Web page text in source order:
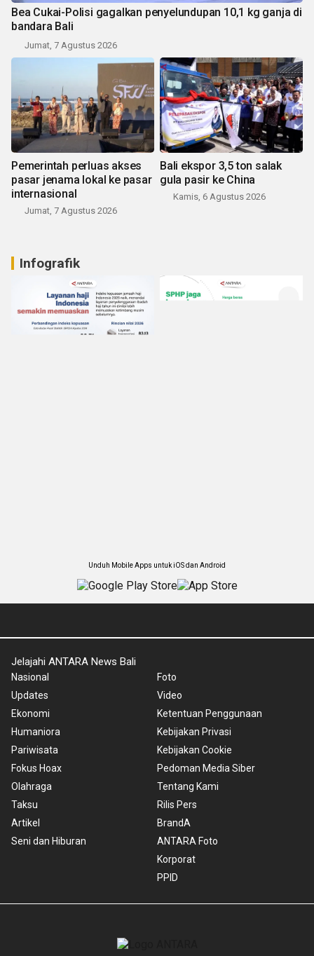
Bea Cukai-Polisi gagalkan penyelundupan 10,1 kg ganja di
bandara Bali
Jumat, 7 Agustus 2026
Pemerintah perluas akses
pasar jenama lokal ke pasar
internasional
Jumat, 7 Agustus 2026
Bali ekspor 3,5 ton salak
gula pasir ke China
Kamis, 6 Agustus 2026
Infografik
Unduh Mobile Apps untuk iOS dan Android
Jelajahi ANTARA News Bali
Nasional
Updates
Ekonomi
Humaniora
Pariwisata
Fokus Hoax
Olahraga
Taksu
Artikel
Seni dan Hiburan
Foto
Video
Ketentuan Penggunaan
Kebijakan Privasi
Kebijakan Cookie
Pedoman Media Siber
Tentang Kami
Rilis Pers
BrandA
ANTARA Foto
Korporat
PPID